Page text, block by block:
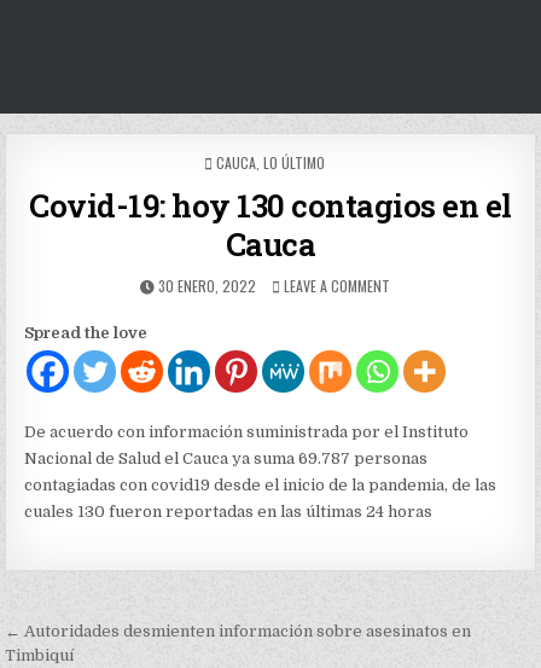
POSTED
CAUCA LO ÚLTIMO
Covid-19: hoy 130 contagios en el
Cauca
PUBLISHED
30 ENERO, 2022 LEAVE A COMMENTON
130
CONTAGIOS
EL
Spread the love
De acuerdo con información suministrada por el Instituto
Nacional de Salud el Cauca ya suma 69.787 personas
contagiadas con covid19 desde el inicio de la pandemia, de las
cuales 130 fueron reportadas en las últimas 24 horas
Navegación
← Autoridades desmienten información sobre asesinatos en
Timbiquí